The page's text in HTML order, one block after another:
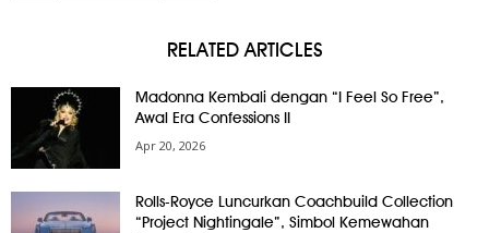
RELATED ARTICLES
Madonna Kembali dengan “I Feel So Free”,
Awal Era Confessions II
Apr 20, 2026
Rolls-Royce Luncurkan Coachbuild Collection
“Project Nightingale”, Simbol Kemewahan